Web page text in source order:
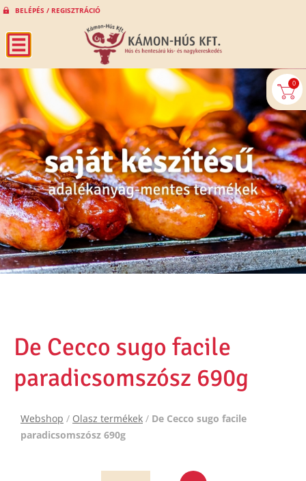
BELÉPÉS / REGISZTRÁCIÓ
0
De Cecco sugo facile
paradicsomszósz 690g
Webshop / Olasz termékek / De Cecco sugo facile
paradicsomszósz 690g